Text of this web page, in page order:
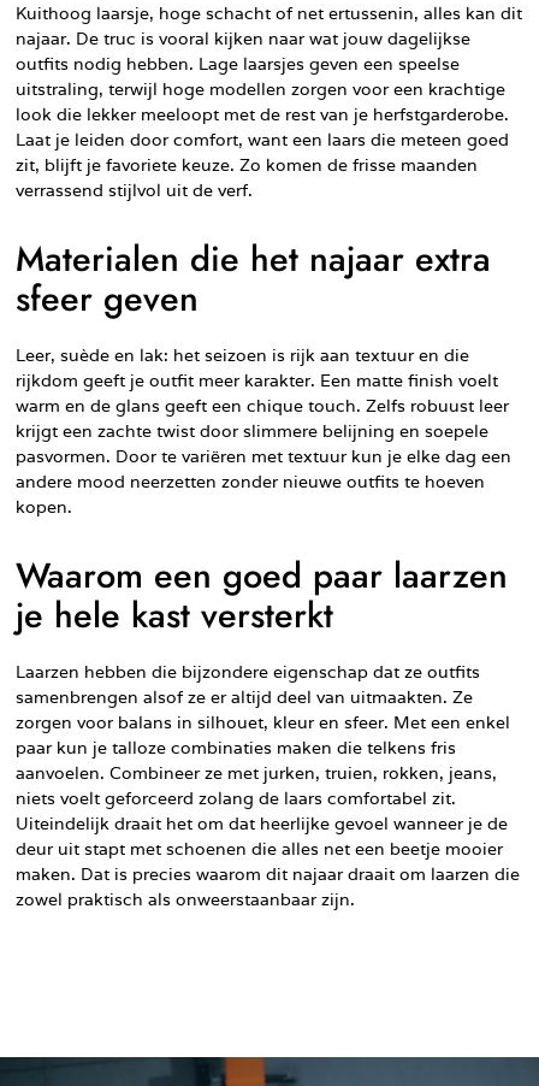
Kuithoog laarsje, hoge schacht of net ertussenin, alles kan dit
najaar. De truc is vooral kijken naar wat jouw dagelijkse
outfits nodig hebben. Lage laarsjes geven een speelse
uitstraling, terwijl hoge modellen zorgen voor een krachtige
look die lekker meeloopt met de rest van je herfstgarderobe.
Laat je leiden door comfort, want een laars die meteen goed
zit, blijft je favoriete keuze. Zo komen de frisse maanden
verrassend stijlvol uit de verf.
Materialen die het najaar extra
sfeer geven
Leer, suède en lak: het seizoen is rijk aan textuur en die
rijkdom geeft je outfit meer karakter. Een matte finish voelt
warm en de glans geeft een chique touch. Zelfs robuust leer
krijgt een zachte twist door slimmere belijning en soepele
pasvormen. Door te variëren met textuur kun je elke dag een
andere mood neerzetten zonder nieuwe outfits te hoeven
kopen.
Waarom een goed paar laarzen
je hele kast versterkt
Laarzen hebben die bijzondere eigenschap dat ze outfits
samenbrengen alsof ze er altijd deel van uitmaakten. Ze
zorgen voor balans in silhouet, kleur en sfeer. Met een enkel
paar kun je talloze combinaties maken die telkens fris
aanvoelen. Combineer ze met jurken, truien, rokken, jeans,
niets voelt geforceerd zolang de laars comfortabel zit.
Uiteindelijk draait het om dat heerlijke gevoel wanneer je de
deur uit stapt met schoenen die alles net een beetje mooier
maken. Dat is precies waarom dit najaar draait om laarzen die
zowel praktisch als onweerstaanbaar zijn.